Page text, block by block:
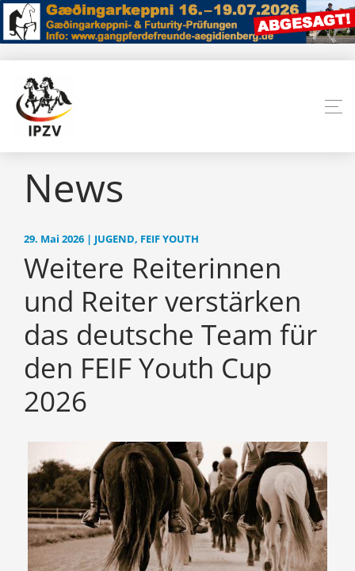
News
29. Mai 2026 | JUGEND, FEIF YOUTH
Weitere Reiterinnen
und Reiter verstärken
das deutsche Team für
den FEIF Youth Cup
2026